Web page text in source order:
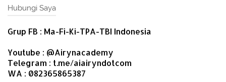
Hubungi Saya
Grup FB : Ma-Fi-Ki-TPA-TBI Indonesia
Youtube : @Airynacademy
Telegram : t.me/aiairyndotcom
WA : 082365865387